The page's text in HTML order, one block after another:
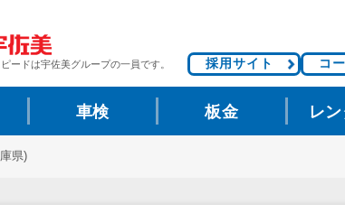
ードは宇佐美グループの一員です。 採用サイト コ
車検 板金 レ
県)